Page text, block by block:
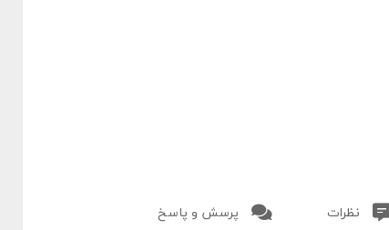
نظرات پرسش و پاسخ